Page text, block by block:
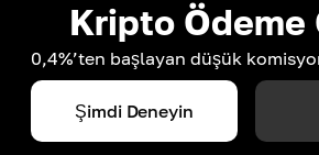
Kripto Ödeme
0,4%’ten başlayan düşük
Şimdi Deneyin